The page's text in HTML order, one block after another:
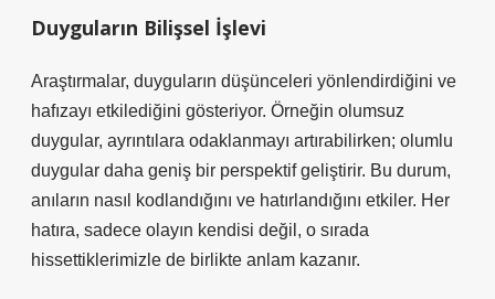
Duyguların Bilişsel İşlevi
Araştırmalar, duyguların düşünceleri yönlendirdiğini ve
hafızayı etkilediğini gösteriyor. Örneğin olumsuz
duygular, ayrıntılara odaklanmayı artırabilirken; olumlu
duygular daha geniş bir perspektif geliştirir. Bu durum,
anıların nasıl kodlandığını ve hatırlandığını etkiler. Her
hatıra, sadece olayın kendisi değil, o sırada
hissettiklerimizle de birlikte anlam kazanır.